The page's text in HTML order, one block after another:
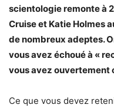
scientologie remonte à
Cruise et Katie Holmes
de nombreux adeptes.
vous avez échoué à «
vous avez ouvertement
Ce que vous devez